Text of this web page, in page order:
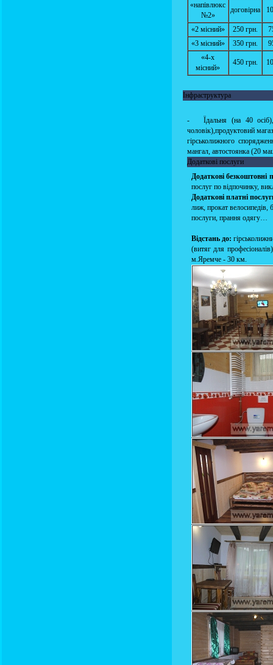
«напівлюкс
№2»
договірна
«2 місний» 250 грн.
«3 місний»
350 грн.
«4-х
місний»
450 грн.
Інфраструктура
- Їдальня (на 40
чоловік),продуктовий
гірськолижного
мангал, автостоянка (20
Додаткові послуги
Додаткові безкоштовні
послуг по відпочинку,
Додаткові платні
лиж, прокат велосипедів,
послуги, прання одягу…
Відстань до:
(витяг для
м.Яремче - 30 км.